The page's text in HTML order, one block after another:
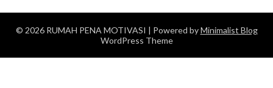
© 2026 RUMAH PENA MOTIVASI | Powered byMinimalist Blog
WordPress Theme